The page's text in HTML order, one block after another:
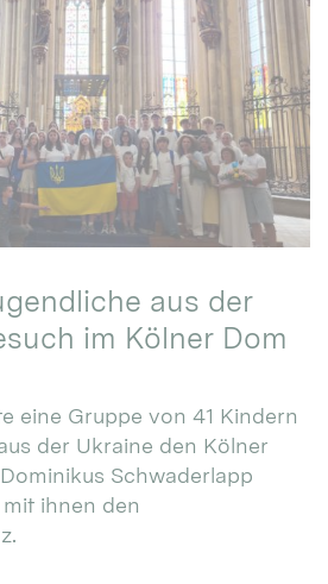
aus der
im Kölner Dom
eine Gruppe von 41 Kindern
der Ukraine den Kölner
Schwaderlapp
ihnen den